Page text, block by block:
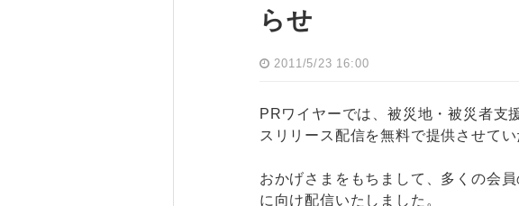
らせ
2011/5/23 16:00
PRワイヤーでは、被災地・被災者支
スリリース配信を無料で提供させて
おかげさまをもちまして、多くの会
に向け配信いたしました。
Japanese